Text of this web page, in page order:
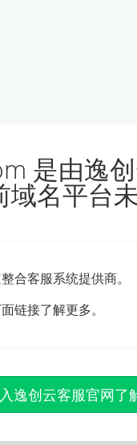
是由逸
域名平台
合客服系统提供商。
链接了解更多。
逸创云客服官网了